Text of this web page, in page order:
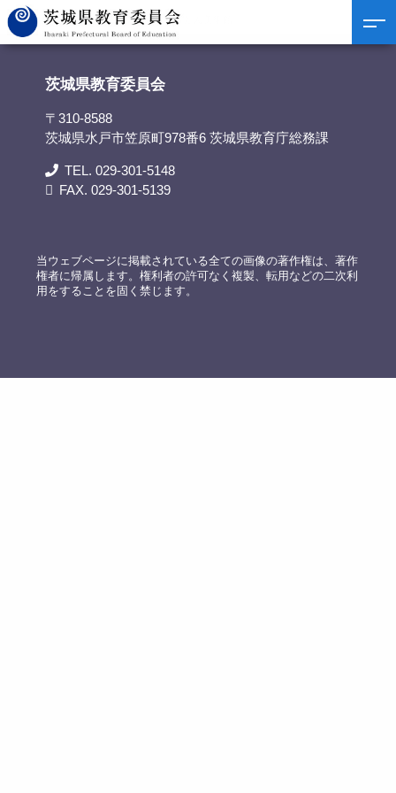
茨城県教育委員会>リンク集>ひょうたん美術館
茨城県教育委員会
〒310-8588
茨城県水戸市笠原町978番6 茨城県教育庁総務課
TEL. 029-301-5148
FAX. 029-301-5139
当ウェブページに掲載されている全ての画像の著作権は、著作
権者に帰属します。権利者の許可なく複製、転用などの二次利
用をすることを固く禁じます。